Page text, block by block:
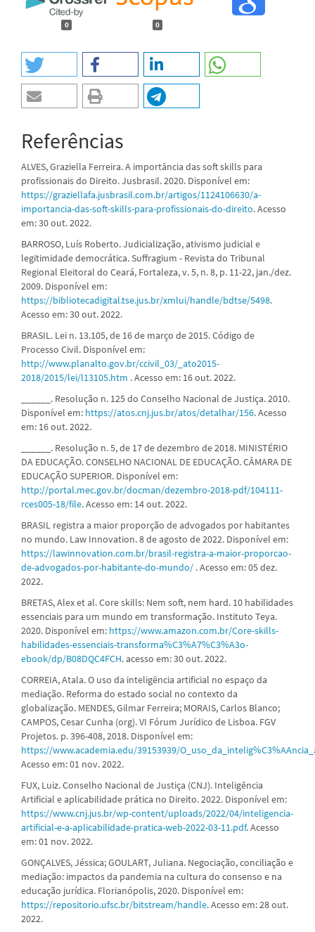
0 0
Referências
ALVES, Graziella Ferreira. A importância das soft skills para
profissionais do Direito. Jusbrasil. 2020. Disponível em:
https://graziellafa.jusbrasil.com.br/artigos/1124106630/a-
importancia-das-soft-skills-para-profissionais-do-direito. Acesso
em: 30 out. 2022.
BARROSO, Luís Roberto. Judicialização, ativismo judicial e
legitimidade democrática. Suffragium - Revista do Tribunal
Regional Eleitoral do Ceará, Fortaleza, v. 5, n. 8, p. 11-22, jan./dez.
2009. Disponível em:
https://bibliotecadigital.tse.jus.br/xmlui/handle/bdtse/5498.
Acesso em: 30 out. 2022.
BRASIL. Lei n. 13.105, de 16 de março de 2015. Código de
Processo Civil. Disponível em:
http://www.planalto.gov.br/ccivil_03/_ato2015-
2018/2015/lei/l13105.htm . Acesso em: 16 out. 2022.
______. Resolução n. 125 do Conselho Nacional de Justiça. 2010.
Disponível em: https://atos.cnj.jus.br/atos/detalhar/156. Acesso
em: 16 out. 2022.
______. Resolução n. 5, de 17 de dezembro de 2018. MINISTÉRIO
DA EDUCAÇÃO. CONSELHO NACIONAL DE EDUCAÇÃO. CÂMARA DE
EDUCAÇÃO SUPERIOR. Disponível em:
http://portal.mec.gov.br/docman/dezembro-2018-pdf/104111-
rces005-18/file. Acesso em: 14 out. 2022.
BRASIL registra a maior proporção de advogados por habitantes
no mundo. Law Innovation. 8 de agosto de 2022. Disponível em:
https://lawinnovation.com.br/brasil-registra-a-maior-proporcao-
de-advogados-por-habitante-do-mundo/ . Acesso em: 05 dez.
2022.
BRETAS, Alex et al. Core skills: Nem soft, nem hard. 10 habilidades
essenciais para um mundo em transformação. Instituto Teya.
2020. Disponível em: https://www.amazon.com.br/Core-skills-
habilidades-essenciais-transforma%C3%A7%C3%A3o-
ebook/dp/B08DQC4FCH. acesso em: 30 out. 2022.
CORREIA, Atala. O uso da inteligência artificial no espaço da
mediação. Reforma do estado social no contexto da
globalização. MENDES, Gilmar Ferreira; MORAIS, Carlos Blanco;
CAMPOS, Cesar Cunha (org). VI Fórum Jurídico de Lisboa. FGV
Projetos. p. 396-408, 2018. Disponível em:
https://www.academia.edu/39153939/
Acesso em: 01 nov. 2022.
FUX, Luiz. Conselho Nacional de Justiça (CNJ). Inteligência
Artificial e aplicabilidade prática no Direito. 2022. Disponível em:
https://www.cnj.jus.br/wp-content/uploads/2022/04/inteligencia-
artificial-e-a-aplicabilidade-pratica-web-2022-03-11.pdf. Acesso
em: 01 nov. 2022.
GONÇALVES, Jéssica; GOULART, Juliana. Negociação, conciliação e
mediação: impactos da pandemia na cultura do consenso e na
educação jurídica. Florianópolis, 2020. Disponível em:
https://repositorio.ufsc.br/bitstream/handle. Acesso em: 28 out.
2022.